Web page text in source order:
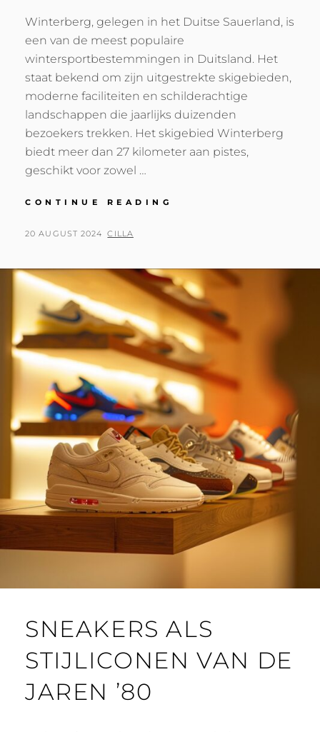
Winterberg, gelegen in het Duitse Sauerland, is
een van de meest populaire
wintersportbestemmingen in Duitsland. Het
staat bekend om zijn uitgestrekte skigebieden,
moderne faciliteiten en schilderachtige
landschappen die jaarlijks duizenden
bezoekers trekken. Het skigebied Winterberg
biedt meer dan 27 kilometer aan pistes,
geschikt voor zowel …
CONTINUE READING
IS
POSTED
20 AUGUST 2024 BY
CILLA
SNEAKERS ALS
STIJLICONEN VAN DE
JAREN ’80